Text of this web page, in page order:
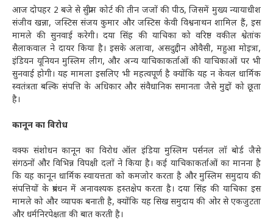
आज दोपहर 2 बजे से सुप्रीम कोर्ट की तीन जजों की पीठ, जिसमें मुख्य न्यायाधीश
संजीव खन्ना, जस्टिस संजय कुमार और जस्टिस केवी विश्वनाथन शामिल हैं, इस
मामले की सुनवाई करेगी। दया सिंह की याचिका को वरिष्ठ वकील श्वेतांक
सैलाकवाल ने दायर किया है। इसके अलावा, असदुद्दीन ओवैसी, महुआ मोइत्रा,
इंडियन यूनियन मुस्लिम लीग, और अन्य याचिकाकर्ताओं की याचिकाओं पर भी
सुनवाई होगी। यह मामला इसलिए भी महत्वपूर्ण है क्योंकि यह न केवल धार्मिक
स्वतंत्रता बल्कि संपत्ति के अधिकार और संवैधानिक समानता जैसे मुद्दों को छूता
है।
कानून का विरोध
वक्फ संशोधन कानून का विरोध ऑल इंडिया मुस्लिम पर्सनल लॉ बोर्ड जैसे
संगठनों और विभिन्न विपक्षी दलों ने किया है। कई याचिकाकर्ताओं का मानना है
कि यह कानून धार्मिक स्वायत्तता को कमजोर करता है और मुस्लिम समुदाय की
संपत्तियों के प्रबंधन में अनावश्यक हस्तक्षेप करता है। दया सिंह की याचिका इस
मामले को और व्यापक बनाती है, क्योंकि यह सिख समुदाय की ओर से एकजुटता
और धर्मनिरपेक्षता की बात करती है।